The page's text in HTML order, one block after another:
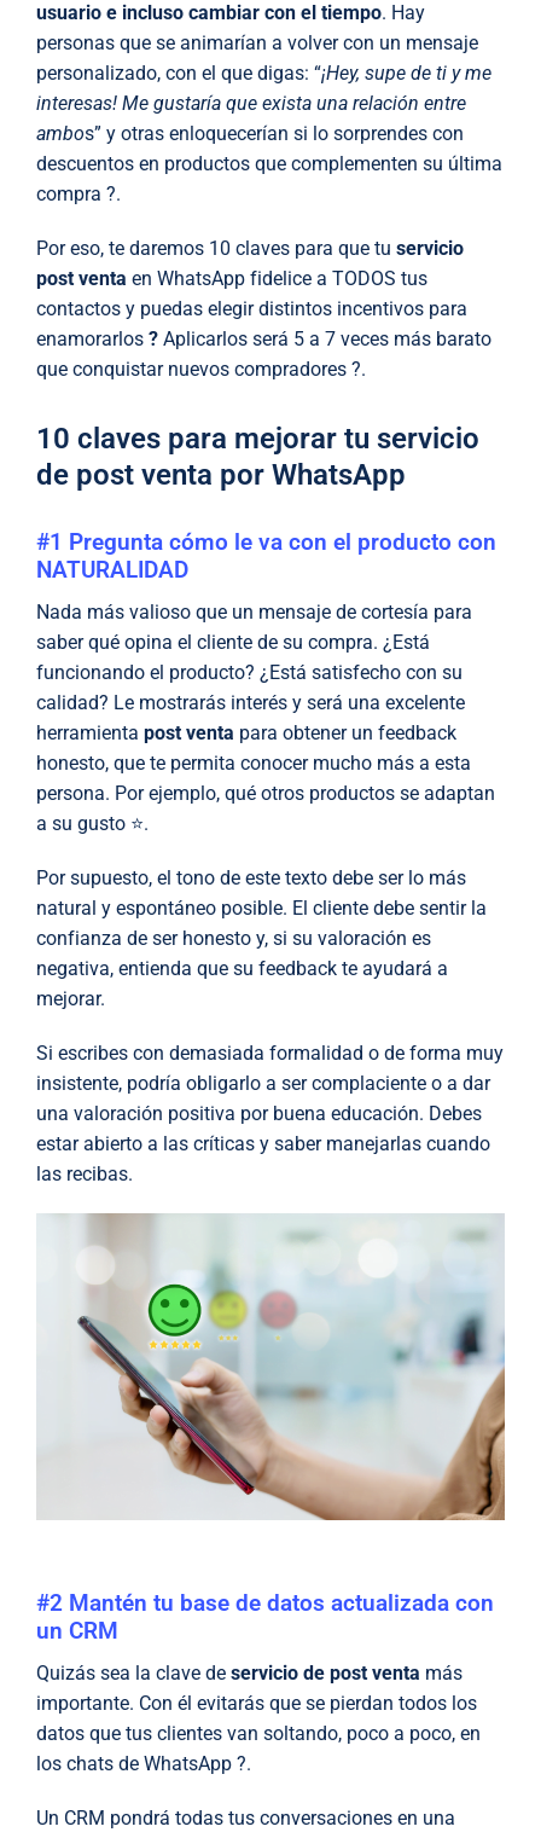
usuario e incluso cambiar con el tiempo. Hay
personas que se animarían a volver con un mensaje
personalizado, con el que digas: “¡Hey, supe de ti y me
interesas! Me gustaría que exista una relación entre
ambos” y otras enloquecerían si lo sorprendes con
descuentos en productos que complementen su última
compra ?.
Por eso, te daremos 10 claves para que tu servicio
post venta en WhatsApp fidelice a TODOS tus
contactos y puedas elegir distintos incentivos para
enamorarlos ? Aplicarlos será 5 a 7 veces más barato
que conquistar nuevos compradores ?.
10 claves para mejorar tu servicio
de post venta por WhatsApp
#1 Pregunta cómo le va con el producto con
NATURALIDAD
Nada más valioso que un mensaje de cortesía para
saber qué opina el cliente de su compra. ¿Está
funcionando el producto? ¿Está satisfecho con su
calidad? Le mostrarás interés y será una excelente
herramienta post venta para obtener un feedback
honesto, que te permita conocer mucho más a esta
persona. Por ejemplo, qué otros productos se adaptan
a su gusto ⭐.
Por supuesto, el tono de este texto debe ser lo más
natural y espontáneo posible. El cliente debe sentir la
confianza de ser honesto y, si su valoración es
negativa, entienda que su feedback te ayudará a
mejorar.
Si escribes con demasiada formalidad o de forma muy
insistente, podría obligarlo a ser complaciente o a dar
una valoración positiva por buena educación. Debes
estar abierto a las críticas y saber manejarlas cuando
las recibas.
#2 Mantén tu base de datos actualizada con
un CRM
Quizás sea la clave de servicio de post venta más
importante. Con él evitarás que se pierdan todos los
datos que tus clientes van soltando, poco a poco, en
los chats de WhatsApp ?.
Un CRM pondrá todas tus conversaciones en una